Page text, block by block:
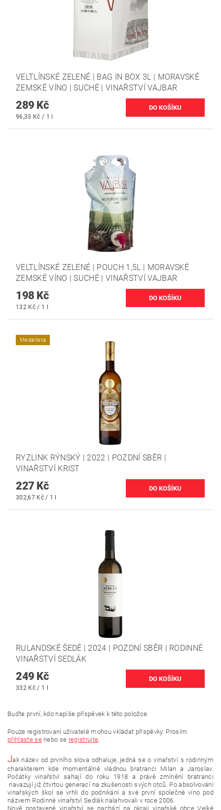
VELTLÍNSKÉ ZELENÉ | BAG IN BOX 3L | MORAVSKÉ
ZEMSKÉ VÍNO | SUCHÉ | VINAŘSTVÍ VAJBAR
289 Kč
96,33 Kč / 1 l
VELTLÍNSKÉ ZELENÉ | POUCH 1,5L | MORAVSKÉ
ZEMSKÉ VÍNO | SUCHÉ | VINAŘSTVÍ VAJBAR
198 Kč
132 Kč / 1 l
Medailista
RYZLINK RÝNSKÝ | 2022 | POZDNÍ SBĚR |
VINAŘSTVÍ KRIST
227 Kč
302,67 Kč / 1 l
RULANDSKÉ ŠEDÉ | 2024 | POZDNÍ SBĚR | RODINNÉ
VINAŘSTVÍ SEDLÁK
249 Kč
332 Kč / 1 l
Buďte první, kdo napíše příspěvek k této položce.
Pouze registrovaní uživatelé mohou vkládat příspěvky. Prosím
přihlaste senebo se registrujte.
Jak název od prvního slova odhaluje, jedná se o vinařství s rodinným
charakterem kde momentálně vládnou bratranci Milan a Jaroslav.
Počátky vinařství sahají do roku 1918 a právě zmínění bratranci
navazují již čtvrtou generací na zkušenosti svých otců. Po absolvování
vinařských škol se vrhli do podnikání a své první společné víno pod
názvem Rodinné vinařství Sedlák nalahvovali v roce 2006.
Nově postavené vinařství se nachází na okraji vinařské obce Velké